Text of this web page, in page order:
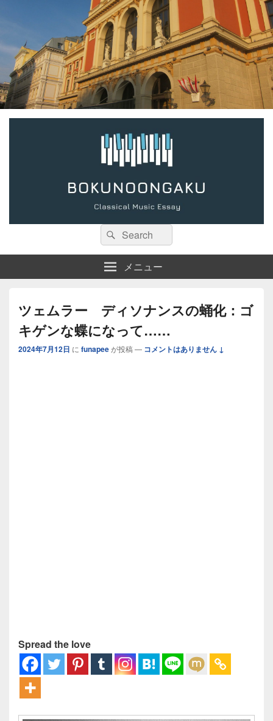
検
索:
検
索
メニュー
ツェムラー ディソナンスの蛹化：ゴ
キゲンな蝶になって……
2024年7月12日 に funapeeが投稿 — コメントはありません ↓
Spread the love